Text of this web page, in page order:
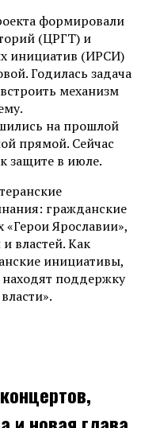
формировали
(ЦРГТ) и
инициатив (ИРСИ)
Годилась задача
механизм
на прошлой
прямой. Сейчас
защите в июле.
гражданские
Ярославии»,
властей. Как
инициативы,
поддержку